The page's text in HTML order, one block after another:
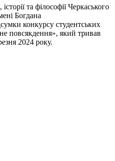
та філософії Черкаського
Богдана
конкурсу студентських
повсякдення», який тривав
2024 року.